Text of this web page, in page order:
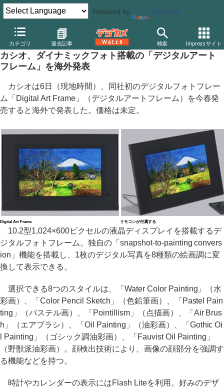
Powered by Translate
カテゴリ 過去記事 検索 Impressサイト
デジカメ Watch その他
カシオ、ダイナミックフォト搭載の「デジタルアート
フレーム」を海外発表
カシオは6日（現地時間）、同社初のデジタルフォトフレー
ム「Digital Art Frame」（デジタルアートフレーム）を今春発
売すると海外で発表した。価格は未定。
Digital Art Frame リモコンが付属する
10.2型1,024×600ピクセルの液晶ディスプレイを搭載するデ
ジタルフォトフレーム。独自の「snapshot-to-painting convers
ion」機能を搭載し、1枚のデジタル写真を8種類の絵画調に変
換して表示できる。
選択できる8つのスタイルは、「Water Color Painting」（水
彩画）、「Color Pencil Sketch」（色鉛筆画）、「Pastel Pain
ting」（パステル画）、「Pointillism」（点描画）、「Air Brus
h」（エアブラシ）、「Oil Painting」（油彩画）、「Gothic Oi
l Painting」（ゴシック調油彩画）、「Fauvist Oil Painting」
（野獣派油彩画）。顔検出技術により、画像の顔部分を強調す
る機能などを持つ。
時計やカレンダーの表示にはFlash Liteを利用。好みのデザ